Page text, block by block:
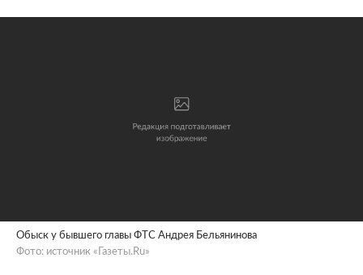
Обыск у бывшего главы ФТС Андрея Бельянинова
Фото: источник «Газеты.Ru»